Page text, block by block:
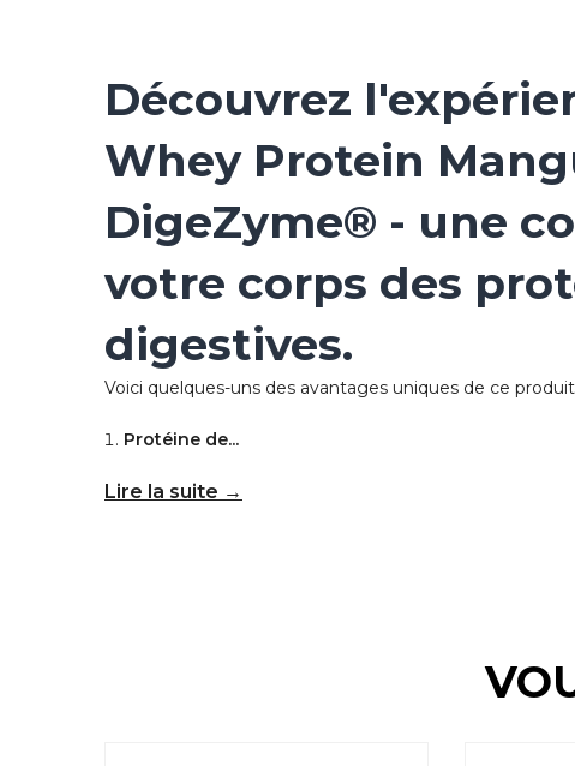
Découvrez
Whey Protein
DigeZyme® - une
votre corps des
digestives.
Voici quelques-uns des avantages uniques de ce
Protéine de...
Lire la suite →